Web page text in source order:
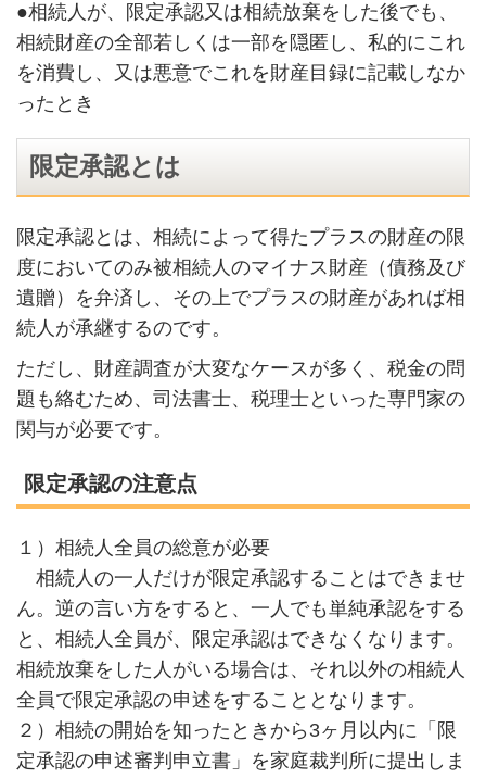
●相続人が、限定承認又は相続放棄をした後でも、
相続財産の全部若しくは一部を隠匿し、私的にこれ
を消費し、又は悪意でこれを財産目録に記載しなか
ったとき
限定承認とは
限定承認とは、相続によって得たプラスの財産の限
度においてのみ被相続人のマイナス財産（債務及び
遺贈）を弁済し、その上でプラスの財産があれば相
続人が承継するのです。
ただし、財産調査が大変なケースが多く、税金の問
題も絡むため、司法書士、税理士といった専門家の
関与が必要です。
限定承認の注意点
１）相続人全員の総意が必要
相続人の一人だけが限定承認することはできませ
ん。逆の言い方をすると、一人でも単純承認をする
と、相続人全員が、限定承認はできなくなります。
相続放棄をした人がいる場合は、それ以外の相続人
全員で限定承認の申述をすることとなります。
２）相続の開始を知ったときから3ヶ月以内に「限
定承認の申述審判申立書」を家庭裁判所に提出しま